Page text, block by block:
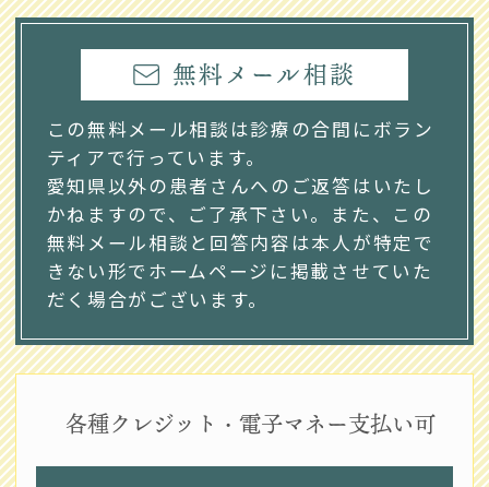
無料メール相談
この無料メール相談は診療の合間にボラン
ティアで行っています。
愛知県以外の患者さんへのご返答はいたし
かねますので、ご了承下さい。また、この
無料メール相談と回答内容は本人が特定で
きない形でホームページに掲載させていた
だく場合がございます。
各種クレジット・電子マネー支払い可